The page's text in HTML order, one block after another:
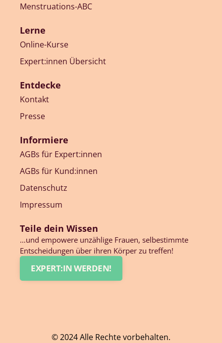
Menstruations-ABC
Lerne
Online-Kurse
Expert:innen Übersicht
Entdecke
Kontakt
Presse
Informiere
AGBs für Expert:innen
AGBs für Kund:innen
Datenschutz
Impressum
Teile dein Wissen
…und empowere unzählige Frauen, selbestimmte
Entscheidungen über ihren Körper zu treffen!
EXPERT:IN WERDEN!
© 2024 Alle Rechte vorbehalten.